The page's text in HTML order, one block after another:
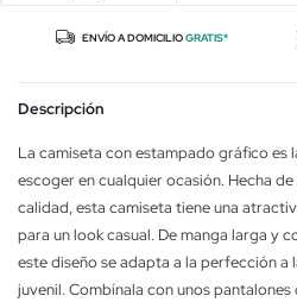
ENVÍO A DOMICILIOGRATIS*
Descripción
La camiseta con estampado gráfico es
escoger en cualquier ocasión. Hecha
calidad, esta camiseta tiene una
para un look casual. De manga larga y
este diseño se adapta a la perfección
juvenil. Combínala con unos